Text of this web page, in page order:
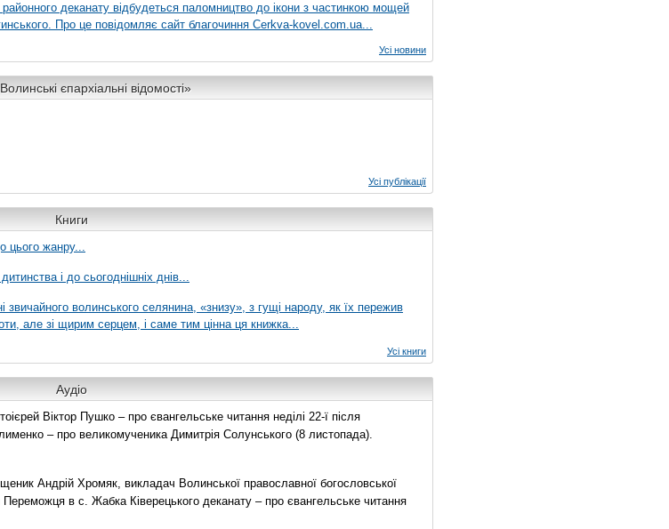
деканату відбудеться паломництво до ікони з частинкою мощей
Про це повідомляє сайт благочиння Сerkva-kovel.com.ua...
Усі новини
єпархіальні відомості»
Усі публікації
Книги
цього жанру...
і до сьогоднішніх днів...
звичайного волинського селянина, «знизу», з гущі народу, як їх пережив
але зі щирим серцем, і саме тим цінна ця книжка...
Усі книги
Аудіо
Віктор Пушко – про євангельське читання неділі 22-ї після
– про великомученика Димитрія Солунського (8 листопада).
Андрій Хромяк, викладач Волинської православної богословської
в с. Жабка Ківерецького деканату – про євангельське читання